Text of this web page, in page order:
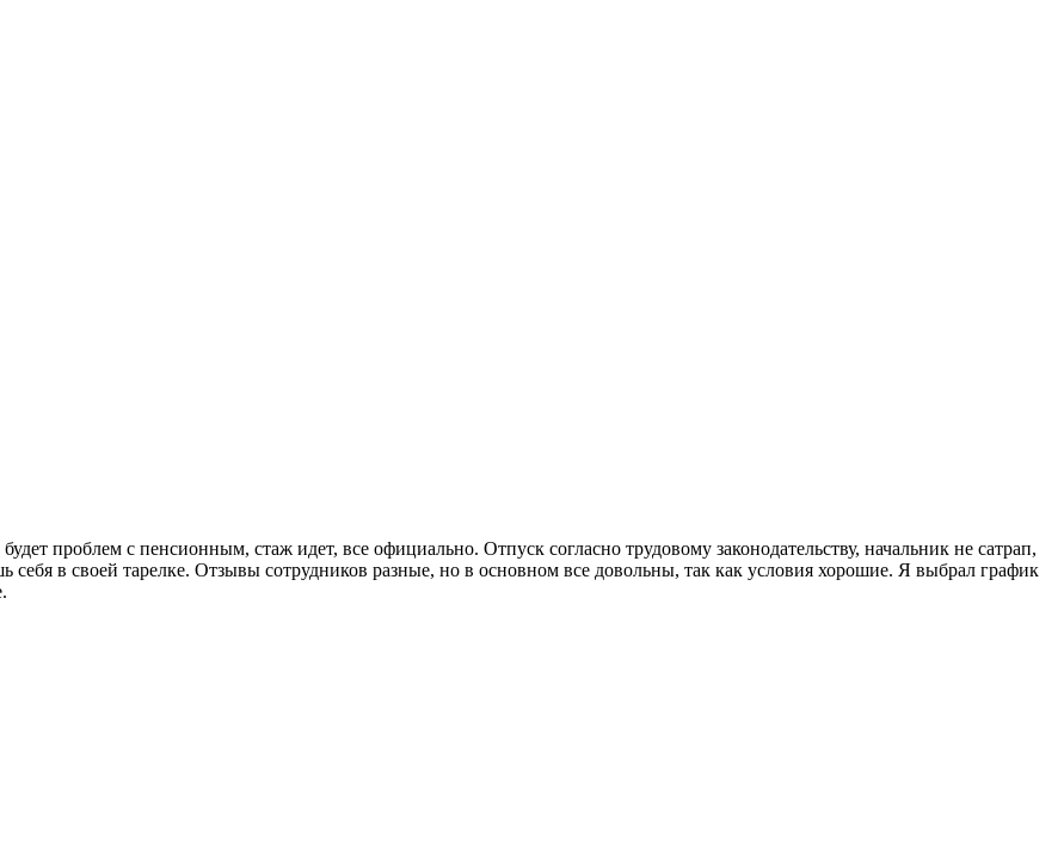
проблем с пенсионным, стаж идет, все официально. Отпуск согласно трудовому законодательству, начальник не сатрап,
себя в своей тарелке. Отзывы сотрудников разные, но в основном все довольны, так как условия хорошие. Я выбрал график